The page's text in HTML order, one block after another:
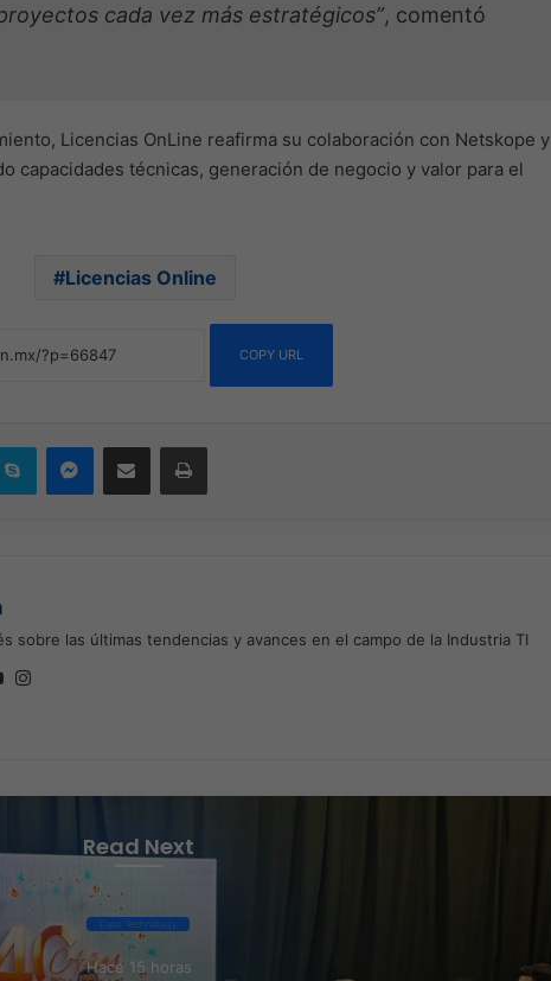
cada vez más estratégicos”, comentó
Licencias OnLine reafirma su colaboración con Netskope y
capacidades técnicas, generación de negocio y valor para el
Licencias Online
COPY URL
Skype MessengerCompartir por correo electrónicoImprimir
sobre las últimas tendencias y avances en el campo de la Industria TI
YouTube
Read Next
Expo Technology
Hace 15 horas